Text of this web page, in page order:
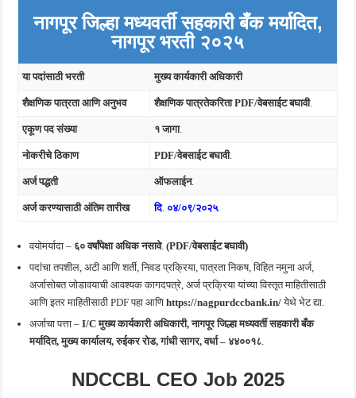
नागपूर जिल्हा मध्यवर्ती सहकारी बँक मर्यादित,
नागपूरभरती २०२५
या पदांसाठी भरती मुख्य कार्यकारी अधिकारी
शैक्षणिक पात्रता आणि अनुभव शैक्षणिक पात्रतेकरिताPDF/वेबसाईटबघावी.
एकूण पद संख्या १ जागा.
नोकरीचे ठिकाण PDF/वेबसाईटबघावी.
अर्ज पद्धती ऑफलाईन.
अर्ज करण्यासाठी अंतिम तारीख दि. ०४/०९/२०२५.
वयोमर्यादा – ६० वर्षांपेक्षा अधिक नसावे.(PDF/वेबसाईटबघावी)
पदांचा तपशील, अटी आणि शर्ती, निवड प्रक्रिया, पात्रता निकष, विहित नमुना अर्ज,
अर्जासोबत जोडावयाची आवश्यक कागदपत्रे, अर्ज प्रक्रिया यांच्या विस्तृत माहितीसाठी
आणि इतर माहितीसाठीPDFपहा आणिhttps://nagpurdccbank.in/येथे भेट द्या.
अर्जाचा पत्ता –I/C मुख्य कार्यकारी अधिकारी,नागपूर जिल्हा मध्यवर्ती सहकारी बँक
मर्यादित, मुख्य कार्यालय, रुईकर रोड, गांधी सागर, वर्धा – ४४००१८
NDCCBL CEO Job 2025